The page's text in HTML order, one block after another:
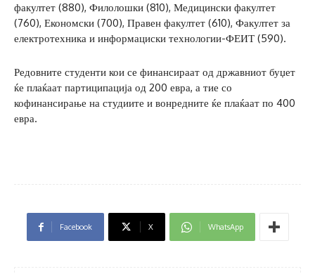
факултет (880), Филолошки (810), Медицински факултет
(760), Економски (700), Правен факултет (610), Факултет за
електротехника и информациски технологии-ФЕИТ (590).
Редовните студенти кои се финансираат од државниот буџет
ќе плаќаат партиципација од 200 евра, а тие со
кофинансирање на студиите и вонредните ќе плаќаат по 400
евра.
Facebook X WhatsApp